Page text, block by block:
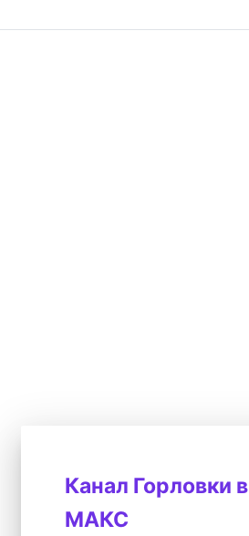
Канал Горловки в
МАКС